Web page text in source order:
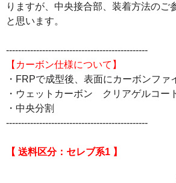
りますが、中央接合部、装着方法のご
と思います。
-----------------------------------------------
【カーボン仕様について】
・FRPで成型後、表面にカーボンファ
・ウェットカーボン クリアゲルコー
・中央分割
-----------------------------------------------
【 送料区分：セレブ系1 】